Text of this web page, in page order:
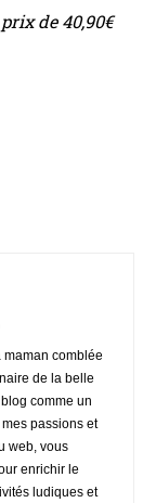
de 40,90€
comblée
de la belle
comme un
passions et
web, vous
enrichir le
ludiques et